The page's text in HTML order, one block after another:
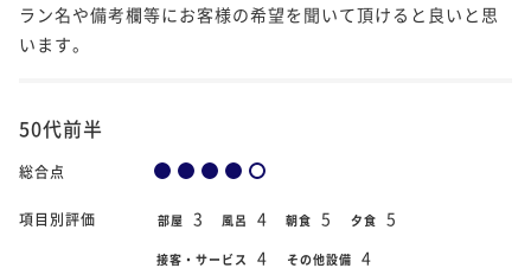
ラン名や備考欄等にお客様の希望を聞いて頂けると良いと思
います。
50代前半
総合点
項目別評価 部屋 3 風呂 4 朝食 5 夕食 5
接客・サービス 4 その他設備 4